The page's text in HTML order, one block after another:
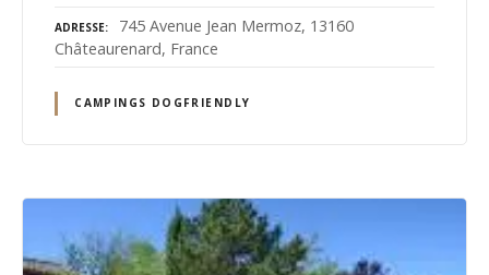
ADRESSE
745 Avenue Jean Mermoz, 13160
Châteaurenard, France
CAMPINGS DOGFRIENDLY